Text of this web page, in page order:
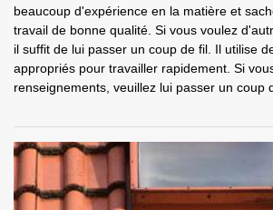
beaucoup d'expérience en la matière et
travail de bonne qualité. Si vous voulez
il suffit de lui passer un coup de fil. Il utilise
appropriés pour travailler rapidement. Si
renseignements, veuillez lui passer un coup